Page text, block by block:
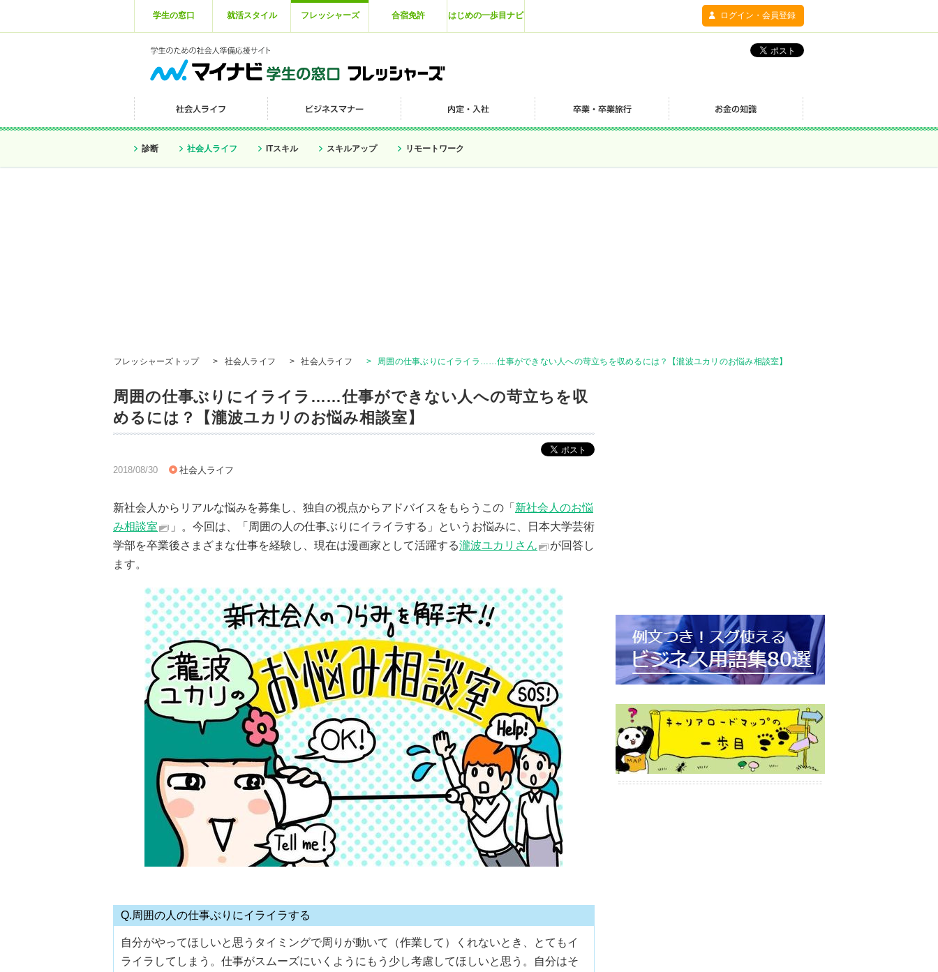
学生の窓口 就活スタイル フレッシャーズ 合宿免許 はじめの一歩目ナビ ログイン・会員登録
診断 社会人ライフ ITスキル スキルアップ リモートワーク
フレッシャーズトップ > 社会人ライフ > 社会人ライフ > 周囲の仕事ぶりにイライラ……仕事ができない人への苛立ちを収めるには？【瀧波ユカリのお悩み相談室】
周囲の仕事ぶりにイライラ……仕事ができない人への苛立ちを収
めるには？【瀧波ユカリのお悩み相談室】
2018/08/30 社会人ライフ
新社会人からリアルな悩みを募集し、独自の視点からアドバイスをもらうこの「 新社会人のお悩
み相談室
」。今回は、「周囲の人の仕事ぶりにイライラする」というお悩みに、日本大学芸術
学部を卒業後さまざまな仕事を経験し、現在は漫画家として活躍する瀧波ユカリさん
が回答し
ます。
Q.周囲の人の仕事ぶりにイライラする
自分がやってほしいと思うタイミングで周りが動いて（作業して）くれないとき、とてもイ
ライラしてしまう。仕事がスムーズにいくようにもう少し考慮してほしいと思う。自分はそ